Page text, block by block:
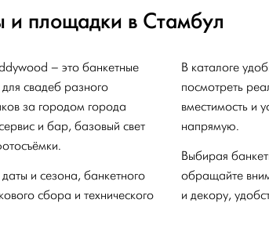
и площадки в Стамбул
– это банкетные
свадеб разного
за городом города
и бар, базовый свет
и сезона, банкетного
сбора и технического
В каталоге
посмотреть
вместимость и
напрямую.
Выбирая
обращайте
и декору,